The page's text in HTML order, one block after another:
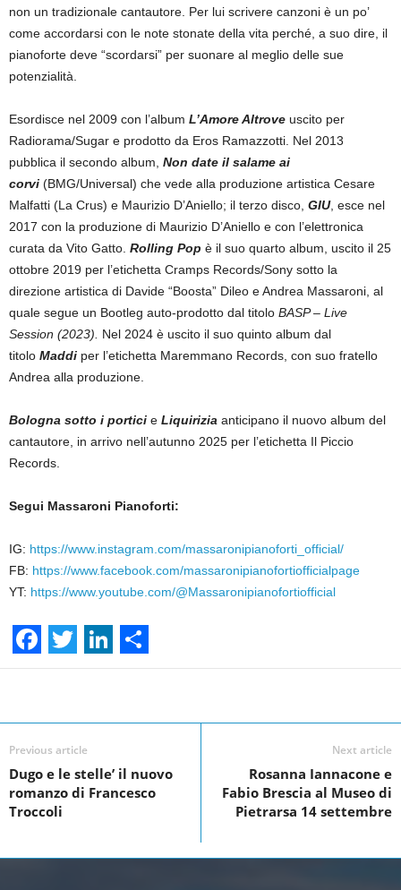
non un tradizionale cantautore. Per lui scrivere canzoni è un po’
come accordarsi con le note stonate della vita perché, a suo dire, il
pianoforte deve “scordarsi” per suonare al meglio delle sue
potenzialità.
Esordisce nel 2009 con l’album L’Amore Altrove uscito per
Radiorama/Sugar e prodotto da Eros Ramazzotti. Nel 2013
pubblica il secondo album, Non date il salame ai
corvi (BMG/Universal) che vede alla produzione artistica Cesare
Malfatti (La Crus) e Maurizio D’Aniello; il terzo disco, GIU, esce nel
2017 con la produzione di Maurizio D’Aniello e con l’elettronica
curata da Vito Gatto. Rolling Pop è il suo quarto album, uscito il 25
ottobre 2019 per l’etichetta Cramps Records/Sony sotto la
direzione artistica di Davide “Boosta” Dileo e Andrea Massaroni, al
quale segue un Bootleg auto-prodotto dal titolo BASP – Live
Session (2023). Nel 2024 è uscito il suo quinto album dal
titolo Maddi per l’etichetta Maremmano Records, con suo fratello
Andrea alla produzione.
Bologna sotto i portici e Liquirizia anticipano il nuovo album del
cantautore, in arrivo nell’autunno 2025 per l’etichetta Il Piccio
Records.
Segui Massaroni Pianoforti:
IG: https://www.instagram.com/massaronipianoforti_official/
FB: https://www.facebook.com/massaronipianofortiofficialpage
YT: https://www.youtube.com/@Massaronipianofortiofficial
F
c
e
b
o
k
T
i
t
t
e
L
n
k
e
n
S
a
e
Previous article
Dugo e le stelle’ il nuovo
romanzo di Francesco
Troccoli
Next article
Rosanna Iannacone e
Fabio Brescia al Museo di
Pietrarsa 14 settembre